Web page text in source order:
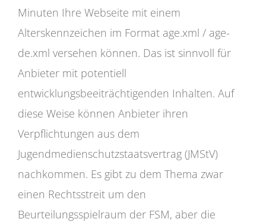
Minuten Ihre Webseite mit einem
Alterskennzeichen im Format age.xml / age-
de.xml versehen können. Das ist sinnvoll für
Anbieter mit potentiell
entwicklungsbeeiträchtigenden Inhalten. Auf
diese Weise können Anbieter ihren
Verpflichtungen aus dem
Jugendmedienschutzstaatsvertrag (JMStV)
nachkommen. Es gibt zu dem Thema zwar
einen Rechtsstreit um den
Beurteilungsspielraum der FSM, aber die